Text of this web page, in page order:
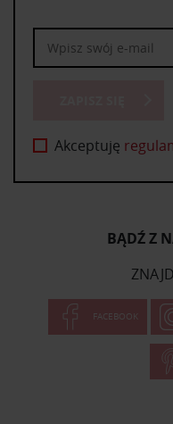
Akceptuję
BĄDŹ Z
FACEBOOK